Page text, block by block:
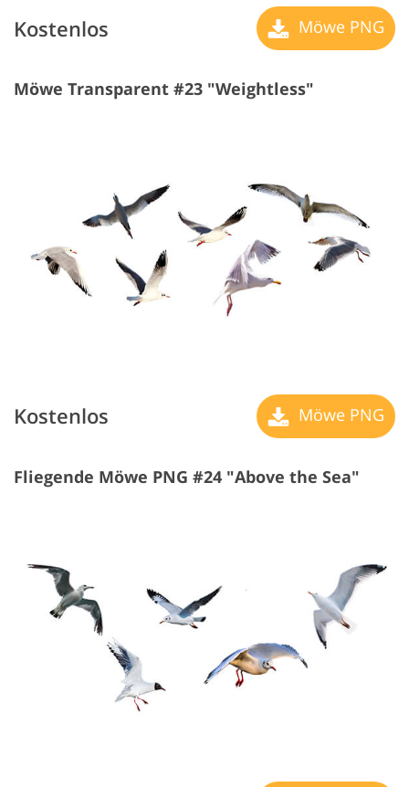
Kostenlos Möwe PNG
Möwe Transparent #23 "Weightless"
Kostenlos Möwe PNG
Fliegende Möwe PNG #24 "Above the Sea"